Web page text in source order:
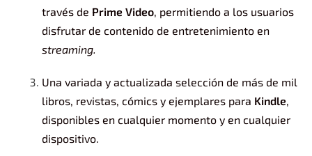
través de Prime Video , permitiendo a los usuarios
disfrutar de contenido de entretenimiento en
streaming.
Una variada y actualizada selección de más de mil
libros, revistas, cómics y ejemplares para Kindle
disponibles en cualquier momento y en cualquier
dispositivo.